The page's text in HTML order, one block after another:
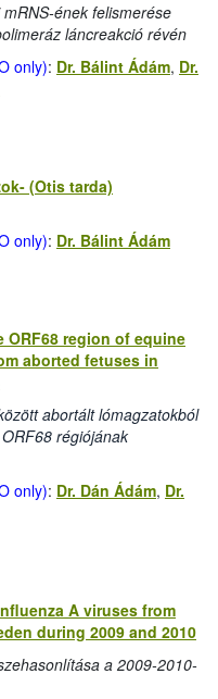
ének felismerése
láncreakció révén
only): Dr. Bálint Ádám, Dr.
(Otis tarda)
only): Dr. Bálint Ádám
region of equine
aborted fetuses in
abortált lómagzatokból
régiójának
only): Dr. Dán Ádám, Dr.
A viruses from
during 2009 and 2010
a 2009-2010-